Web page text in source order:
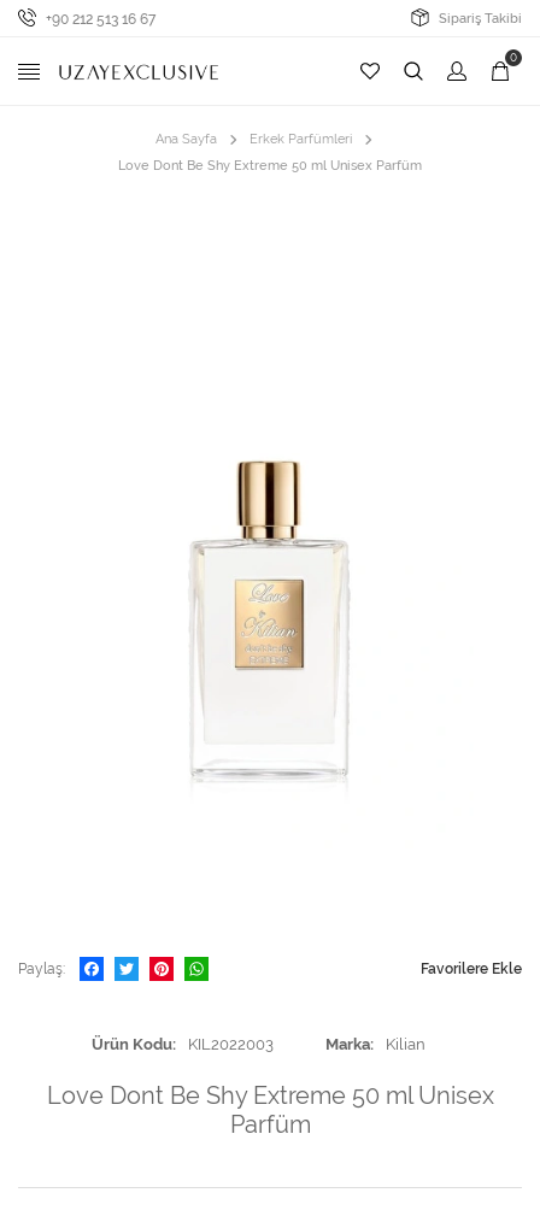
+90 212 513 16 67 Sipariş Takibi
0
Ana Sayfa
Erkek Parfümleri
Love Dont Be Shy Extreme 50 ml Unisex Parfüm
Paylaş Favorilere Ekle
Ürün Kodu KIL2022003 Marka Kilian
Love Dont Be Shy Extreme 50 ml Unisex
Parfüm